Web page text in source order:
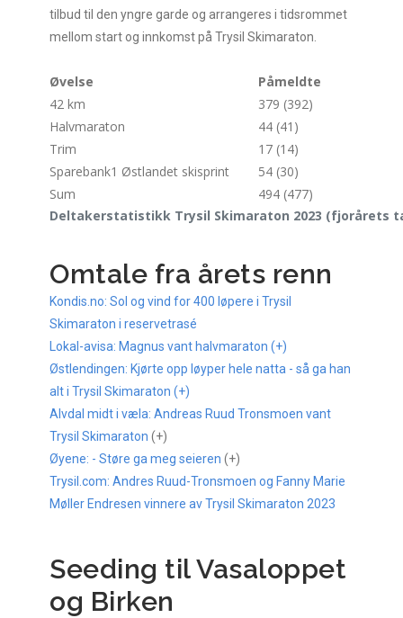
tilbud til den yngre garde og arrangeres i tidsrommet
mellom start og innkomst på Trysil Skimaraton.
Deltakerstatistikk Trysil Skimaraton 2023 (fjorårets
Øvelse
Påmeldte
42 km
379 (392)
Halvmaraton
44 (41)
Trim
17 (14)
Sparebank1 Østlandet skisprint
54 (30)
Sum
494 (477)
Omtale fra årets renn
Kondis.no: Sol og vind for 400 løpere i Trysil
Skimaraton i reservetrasé
Lokal-avisa: Magnus vant halvmaraton (+)
Østlendingen: Kjørte opp løyper hele natta - så ga han
alt i Trysil Skimaraton (+)
Alvdal midt i væla: Andreas Ruud Tronsmoen vant
Trysil Skimaraton (+)
Øyene: - Støre ga meg seieren (+)
Trysil.com: Andres Ruud-Tronsmoen og Fanny Marie
Møller Endresen vinnere av Trysil Skimaraton 2023
Seeding til Vasaloppet
og Birken